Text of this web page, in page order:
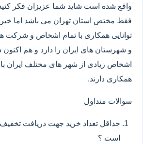
واقع شده است شاید شما عزیزان فکر
فقط مختص استان تهران می باشد اما خیر
توانایی همکاری با تمام اشخاص و شرکت
و شهرستان های ایران را دارد و هم
اشخاص زیادی از شهر های مختلف ایران با
همکاری دارند.
سوالات متداول
حداقل تعداد خرید جهت دریافت
است ؟